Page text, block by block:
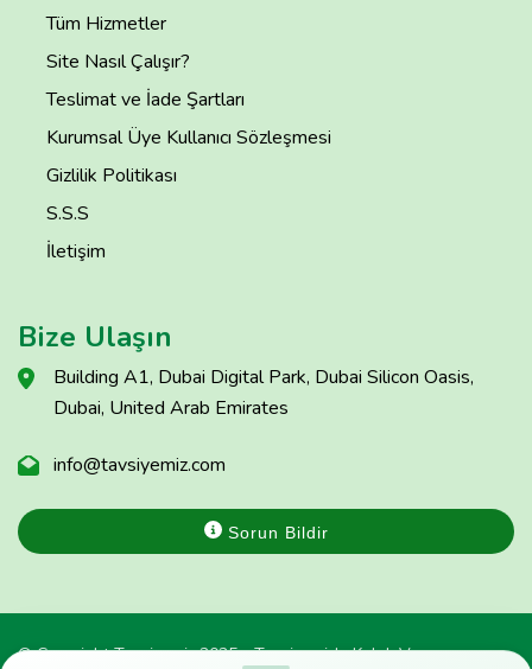
Tüm Hizmetler
Site Nasıl Çalışır?
Teslimat ve İade Şartları
Kurumsal Üye Kullanıcı Sözleşmesi
Gizlilik Politikası
S.S.S
İletişim
Bize Ulaşın
Building A1, Dubai Digital Park, Dubai Silicon Oasis,
Dubai, United Arab Emirates
info@tavsiyemiz.com
Sorun Bildir
© Copyright Tavsiyemiz 2025 - Tavsiyemiz'e Kulak Ver